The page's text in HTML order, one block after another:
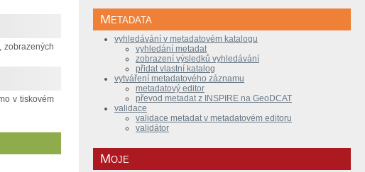
zobrazených
v tiskovém
Metadata
vyhledávání v metadatovém katalogu
vyhledání metadat
zobrazení výsledků vyhledávání
přidat vlastní katalog
vytváření metadatového záznamu
metadatový editor
převod metadat z INSPIRE na GeoDCAT
validace
validace metadat v metadatovém editoru
validátor
Moje